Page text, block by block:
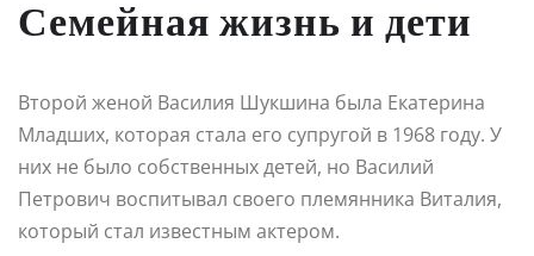
Семейная жизнь и дети
Второй женой Василия Шукшина была Екатерина
Младших, которая стала его супругой в 1968 году. У
них не было собственных детей, но Василий
Петрович воспитывал своего племянника Виталия,
который стал известным актером.